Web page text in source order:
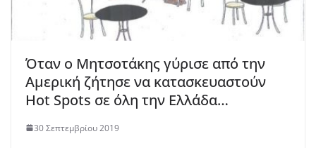
Όταν ο Μητσοτάκης γύρισε από την
Αμερική ζήτησε να κατασκευαστούν
Hot Spots σε όλη την Ελλάδα…
30 Σεπτεμβρίου 2019